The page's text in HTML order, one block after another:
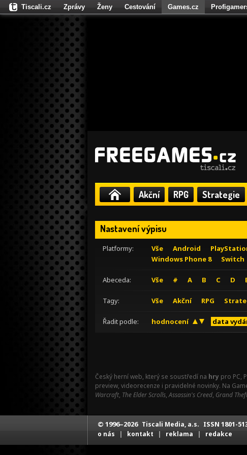
Akční RPG Strategie
Nastavení výpisu
Platformy: Vše Android
Windows Phone 8
Switch
Abeceda: Vše # A B C D
Tagy: Vše Akční RPG
Řadit podle: hodnocení data
Český herní web, který se soustředí na hry pro PC,
preview, videorecenze i pravidelné novinky. Na
Warcraft, The Elder Scrolls,Assassin's Creed, Grand
Tiscali.cz Zprávy Ženy Cestování Games.cz
Fights.cz
© 1996–2026 Tiscali Media, a.s. ISSN 1801-
o nás | kontakt | reklama | redakce